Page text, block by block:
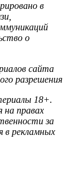
в
о
сайта
разрешения
18+.
правах
за
в рекламных